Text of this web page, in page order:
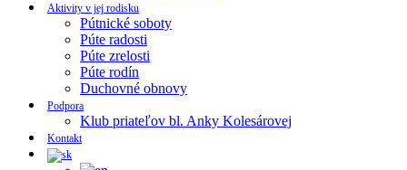
Aktivity v jej rodisku
Pútnické soboty
Púte radosti
Púte zrelosti
Púte rodín
Duchovné obnovy
Podpora
Klub priateľov bl. Anky Kolesárovej
Kontakt